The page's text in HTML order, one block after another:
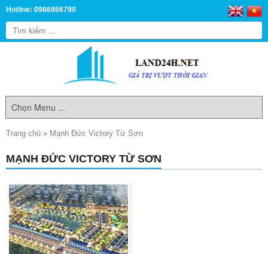
Hotline: 0986866790
Trang chủ » Mạnh Đức Victory Từ Sơn
MẠNH ĐỨC VICTORY TỪ SƠN